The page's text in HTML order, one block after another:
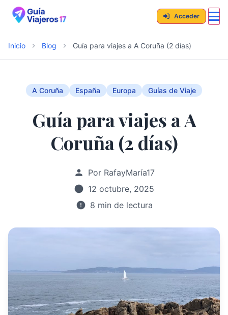
Acceder
Inicio Blog Guía para viajes a A Coruña (2 días)
A Coruña España Europa Guías de Viaje
Guía para viajes a A
Coruña (2 días)
Por RafayMaría17
12 octubre, 2025
8 min de lectura